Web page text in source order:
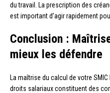
du travail. La prescription des
est important d’agir rapidement
Conclusion :
mieux les défendre
La maîtrise du calcul de votre
droits salariaux constituent des